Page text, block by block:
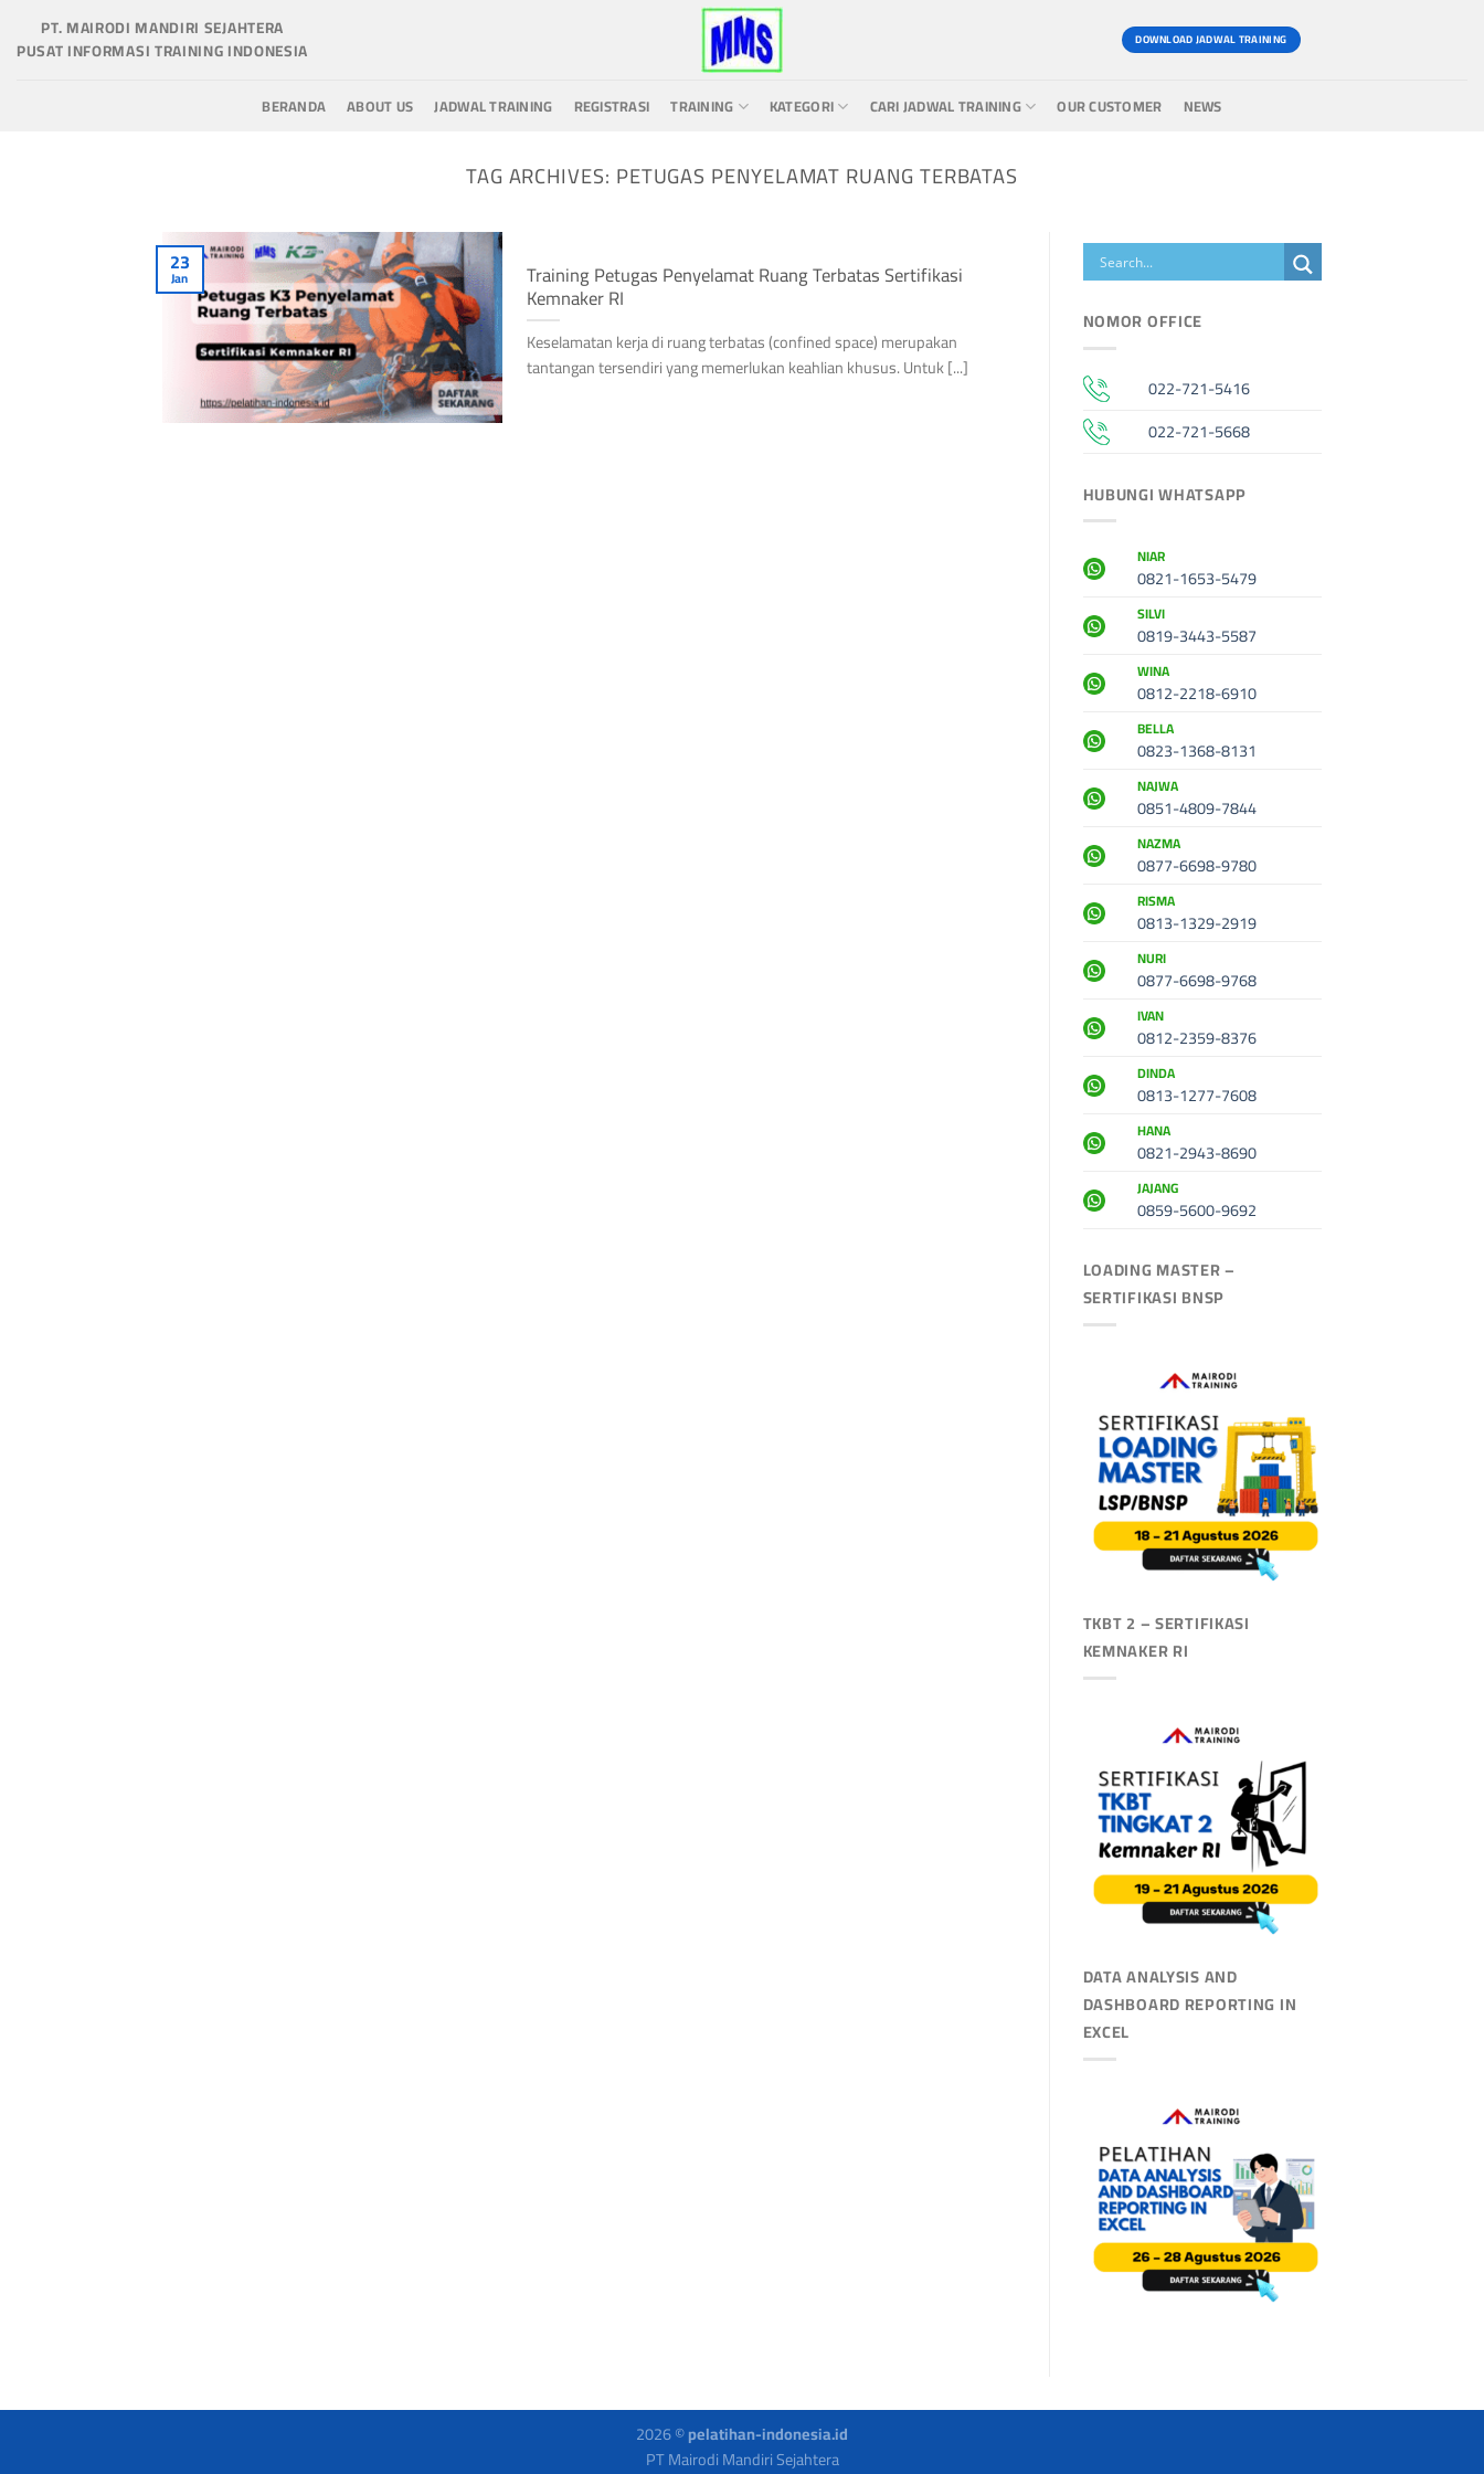
PT. MAIRODI MANDIRI SEJAHTERA
PUSAT INFORMASI TRAINING INDONESIA
DOWNLOAD JADWAL TRAINING
BERANDA ABOUT US JADWAL TRAINING REGISTRASI TRAINING KATEGORI CARI JADWAL TRAINING OUR CUSTOMER NEWS
TAG ARCHIVES: PETUGAS PENYELAMAT RUANG TERBATAS
Training Petugas Penyelamat Ruang Terbatas Sertifikasi
Kemnaker RI
Keselamatan kerja di ruang terbatas (confined space) merupakan
tantangan tersendiri yang memerlukan keahlian khusus. Untuk [...]
23
Jan
NOMOR OFFICE
022-721-5416
022-721-5668
HUBUNGI WHATSAPP
NIAR
0821-1653-5479
SILVI
0819-3443-5587
WINA
0812-2218-6910
BELLA
0823-1368-8131
NAJWA
0851-4809-7844
NAZMA
0877-6698-9780
RISMA
0813-1329-2919
NURI
0877-6698-9768
IVAN
0812-2359-8376
DINDA
0813-1277-7608
HANA
0821-2943-8690
JAJANG
0859-5600-9692
LOADING MASTER –
SERTIFIKASI BNSP
TKBT 2 – SERTIFIKASI
KEMNAKER RI
DATA ANALYSIS AND
DASHBOARD REPORTING IN
EXCEL
2026 ©pelatihan-indonesia.id
PT Mairodi Mandiri Sejahtera